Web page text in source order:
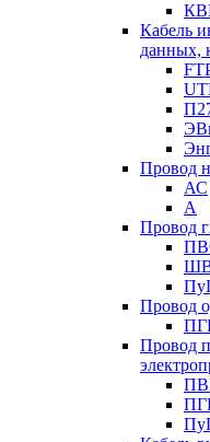
Кабель
данных,
Провод
АС
А
Провод
Провод
Провод